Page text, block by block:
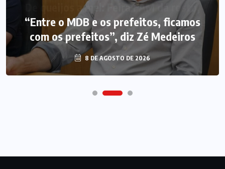
“Entre o MDB e os prefeitos, ficamos
com os prefeitos”, diz Zé Medeiros
8 DE AGOSTO DE 2026